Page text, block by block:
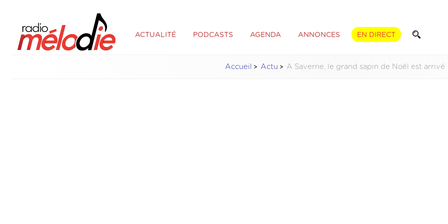
ACTUALITÉ PODCASTS AGENDA ANNONCES EN DIRECT
Accueil Actu A Saverne, le grand sapin de Noël est arrivé